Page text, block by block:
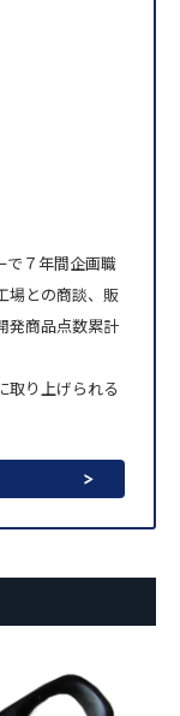
で７年間企画職
場との商談、販
発商品点数累計
取り上げられる